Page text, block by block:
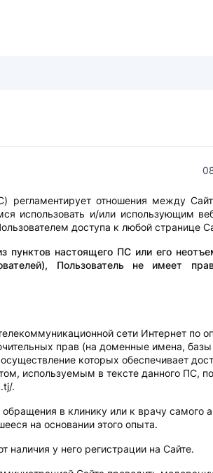
регламентирует отношения между
использовать и/или использующим
доступа к любой странице
пунктов настоящего ПС или его
Пользователь не имеет
сети Интернет по
прав (на доменные имена,
которых обеспечивает
используемым в тексте данного ПС,
.
в клинику или к врачу самого
на основании этого опыта.
наличия у него регистрации на Сайте.